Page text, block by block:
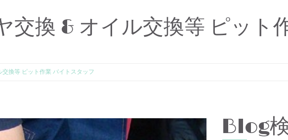
交換 & オイル交換等 ピット
交換等 ピット作業 バイトスタッフ
Blog